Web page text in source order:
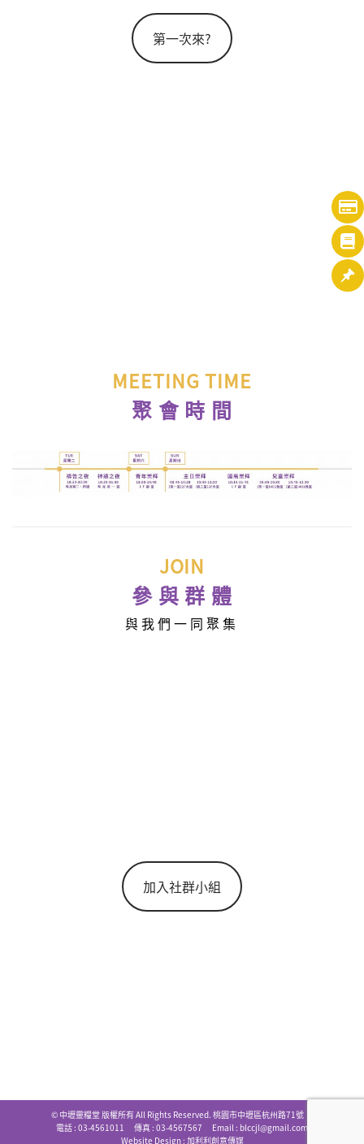
第一次來?
MEETING TIME
聚 會 時 間
JOIN
參 與 群 體
與 我 們 一 同 聚 集
加入社群小組
© 中壢靈糧堂 版權所有 All Rights Reserved. 桃園市中壢區杭州路71號
電話 : 03-4561011 傳真 : 03-4567567 Email : blccjl@gmail.com
Website Design : 加利利創意傳媒